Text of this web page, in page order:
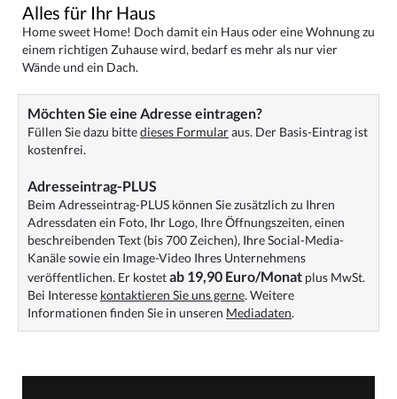
Alles für Ihr Haus
Home sweet Home! Doch damit ein Haus oder eine Wohnung zu
einem richtigen Zuhause wird, bedarf es mehr als nur vier
Wände und ein Dach.
Möchten Sie eine Adresse eintragen?
Füllen Sie dazu bittedieses Formularaus. Der Basis-Eintrag ist
kostenfrei.
Adresseintrag-PLUS
Beim Adresseintrag-PLUS können Sie zusätzlich zu Ihren
Adressdaten ein Foto, Ihr Logo, Ihre Öffnungszeiten, einen
beschreibenden Text (bis 700 Zeichen), Ihre Social-Media-
Kanäle sowie ein Image-Video Ihres Unternehmens
veröffentlichen. Er kostetab 19,90 Euro/Monat plus MwSt.
Bei Interesse kontaktieren Sie uns gerne. Weitere
Informationen finden Sie in unseren Mediadaten.